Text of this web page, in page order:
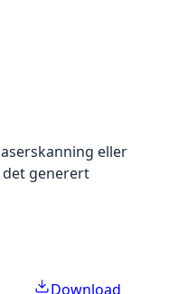
eller
generert
Download